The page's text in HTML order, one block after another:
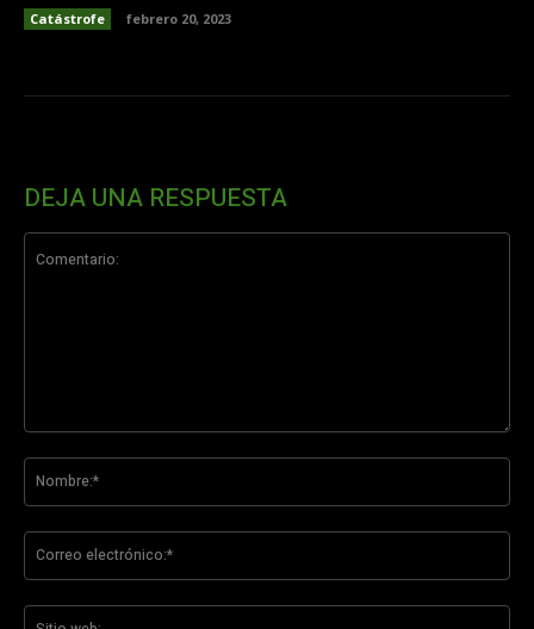
Catástrofe febrero 20, 2023
DEJA UNA RESPUESTA